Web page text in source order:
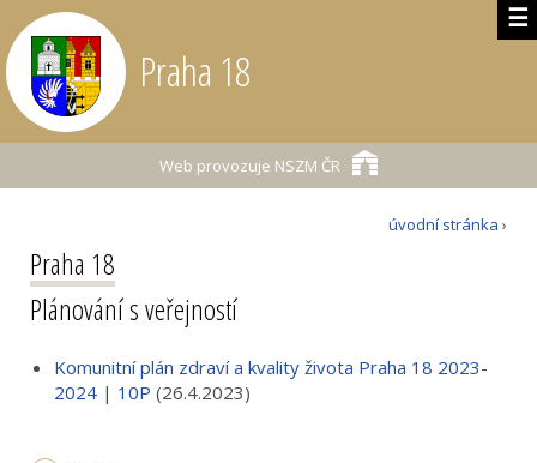
☰
Praha 18
Web provozuje NSZM ČR
úvodní stránka ›
Praha 18
Plánování s veřejností
Komunitní plán zdraví a kvality života Praha 18 2023-
2024 | 10P (26.4.2023)